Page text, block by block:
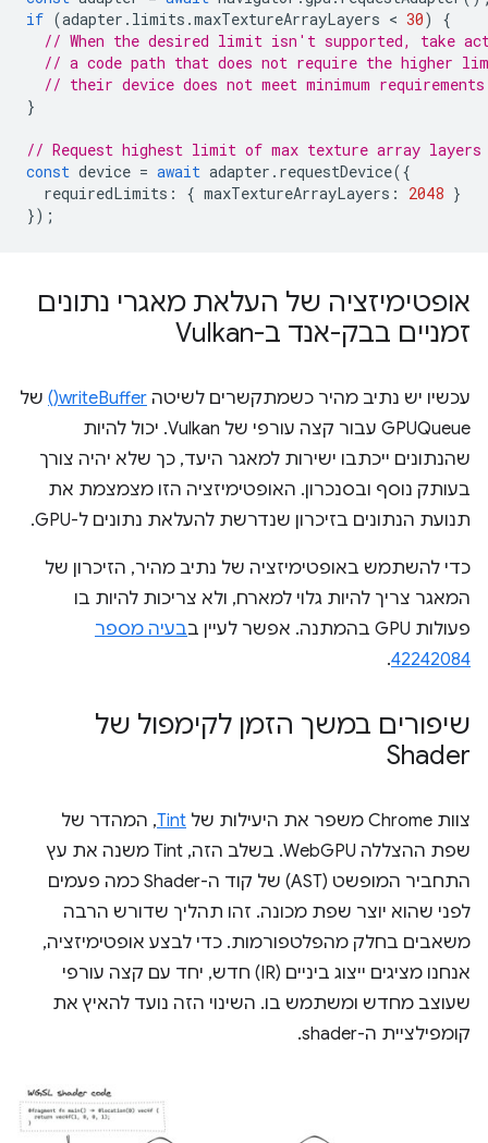
if (adapter . limits .maxTextureArrayLayers < 30)
{
// When the desired limit isn't supported, take
// a code path that does not require the higher
// their device does not meet minimum
}
// Request highest limit of max texture array
const device = await adapter . requestDevice({
requiredLimits : { maxTextureArrayLayers : 2048 }
});
אופטימיזציה של העלאת מאגרי נתונים
זמניים בבק-אנד ב-Vulkan
עכשיו יש נתיב מהיר כשמתקשרים לשיטה writeBuffer()
של
GPUQueue עבור קצה עורפי של Vulkan. יכול להיות
שהנתונים ייכתבו ישירות למאגר היעד, כך שלא יהיה צורך
בעותק נוסף ובסנכרון. האופטימיזציה הזו מצמצמת את
תנועת הנתונים בזיכרון שנדרשת להעלאת נתונים ל-GPU.
כדי להשתמש באופטימיזציה של נתיב מהיר, הזיכרון של
המאגר צריך להיות גלוי למארח, ולא צריכות להיות בו
פעולות GPU בהמתנה. אפשר לעיין ב
בעיה מספר
42242084
.
שיפורים במשך הזמן לקימפול של
Shader
צוות Chrome משפר את היעילות של Tint, המהדר של
שפת ההצללה WebGPU. בשלב הזה, Tint משנה את עץ
התחביר המופשט (AST) של קוד ה-Shader כמה פעמים
לפני שהוא יוצר שפת מכונה. זהו תהליך שדורש הרבה
משאבים בחלק מהפלטפורמות. כדי לבצע אופטימיזציה,
אנחנו מציגים ייצוג ביניים (IR) חדש, יחד עם קצה עורפי
שעוצב מחדש ומשתמש בו. השינוי הזה נועד להאיץ את
קומפילציית ה-shader.